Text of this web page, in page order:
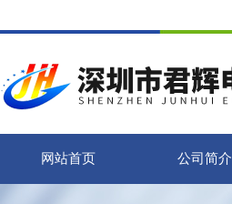
网站首页 公司简介